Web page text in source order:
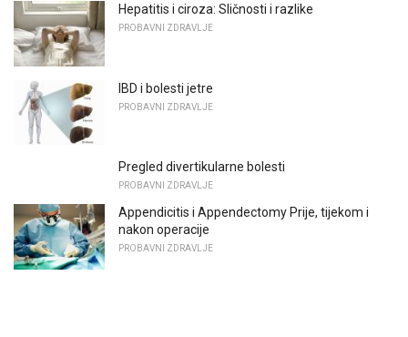
Hepatitis i ciroza: Sličnosti i razlike
PROBAVNI ZDRAVLJE
IBD i bolesti jetre
PROBAVNI ZDRAVLJE
Pregled divertikularne bolesti
PROBAVNI ZDRAVLJE
Appendicitis i Appendectomy Prije, tijekom i
nakon operacije
PROBAVNI ZDRAVLJE